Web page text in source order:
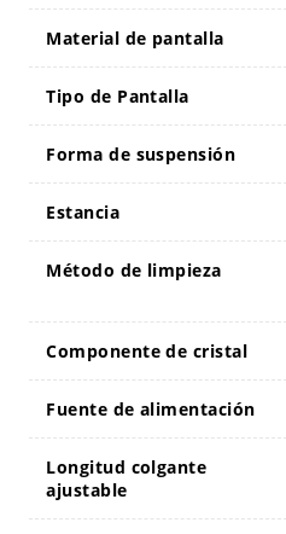
Material de pantalla
Tipo de Pantalla
Forma de suspensión
Estancia
Método de limpieza
Componente de cristal
Fuente de alimentación
Longitud colgante
ajustable